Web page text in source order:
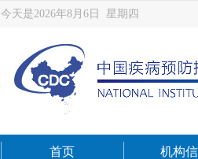
今天是2026年8月6日 星期四
首页 机构